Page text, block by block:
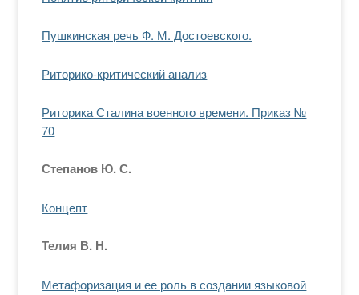
Пушкинская речь Ф. М. Достоевского.
Риторико-критический анализ
Риторика Сталина военного времени. Приказ №
70
Степанов Ю. С.
Концепт
Телия В. Н.
Метафоризация и ее роль в создании языковой